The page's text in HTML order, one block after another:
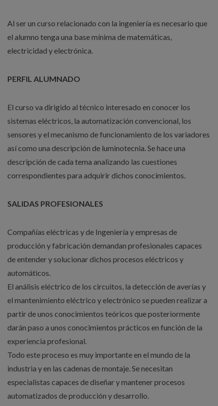
Al ser un curso relacionado con la ingeniería es necesario que
el alumno tenga una base mínima de matemáticas,
electricidad y electrónica.
PERFIL ALUMNADO
El curso va dirigido al técnico interesado en conocer los
sistemas eléctricos, la automatización convencional, los
sensores y el mecanismo de funcionamiento de los variadores
así como una descripción de luminotecnia. Se hace una
descripción de cada tema analizando las cuestiones
correspondientes para adquirir dichos conocimientos.
SALIDAS PROFESIONALES
Compañías eléctricas y de Ingeniería y empresas de
producción y fabricación demandan profesionales capaces
de entender y solucionar dichos procesos eléctricos y
automáticos.
El análisis eléctrico de los circuitos, la detección de averías y
el mantenimiento eléctrico y electrónico se pueden realizar a
partir de unos conocimientos teóricos que posteriormente
darán paso a unos conocimientos prácticos en función de la
experiencia profesional.
Todo este proceso es muy importante en el mundo de la
industria y en las cadenas de montaje. Se necesitan
especialistas capaces de diseñar y mantener procesos
automatizados de producción y desarrollo.